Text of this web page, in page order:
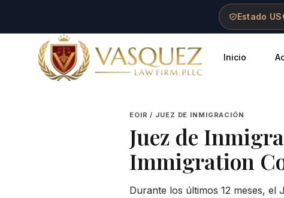
Estado
Vasquez Law Firm - Home
Inicio
EOIR / JUEZ DE INMIGRACIÓN
Juez de
Immigration
Durante los últimos 12 meses, el